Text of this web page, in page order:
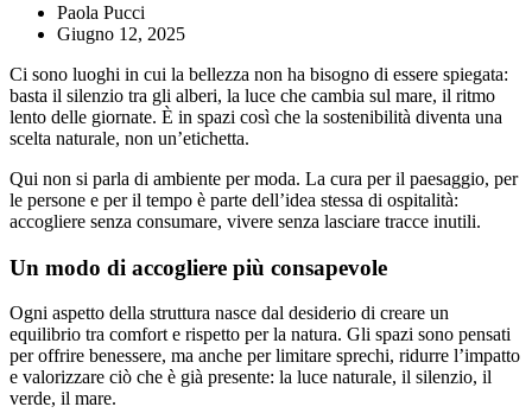
Paola Pucci
Giugno 12, 2025
Ci sono luoghi in cui la bellezza non ha bisogno di essere spiegata:
basta il silenzio tra gli alberi, la luce che cambia sul mare, il ritmo
lento delle giornate. È in spazi così che la sostenibilità diventa una
scelta naturale, non un’etichetta.
Qui non si parla di ambiente per moda. La cura per il paesaggio, per
le persone e per il tempo è parte dell’idea stessa di ospitalità:
accogliere senza consumare, vivere senza lasciare tracce inutili.
Un modo di accogliere più consapevole
Ogni aspetto della struttura nasce dal desiderio di creare un
equilibrio tra comfort e rispetto per la natura. Gli spazi sono pensati
per offrire benessere, ma anche per limitare sprechi, ridurre l’impatto
e valorizzare ciò che è già presente: la luce naturale, il silenzio, il
verde, il mare.